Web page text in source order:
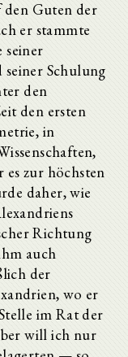
Guten der
er stammte
seiner
Schulung
den
den ersten
in
zur höchsten
daher, wie
Richtung
auch
der
wo er
im Rat der
will ich nur